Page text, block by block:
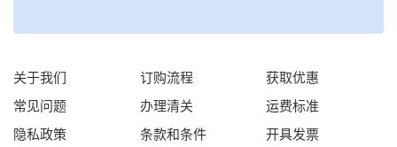
关于我们
常见问题
隐私政策
订购流程
办理清关
条款和条件
获取优惠
运费标准
开具发票